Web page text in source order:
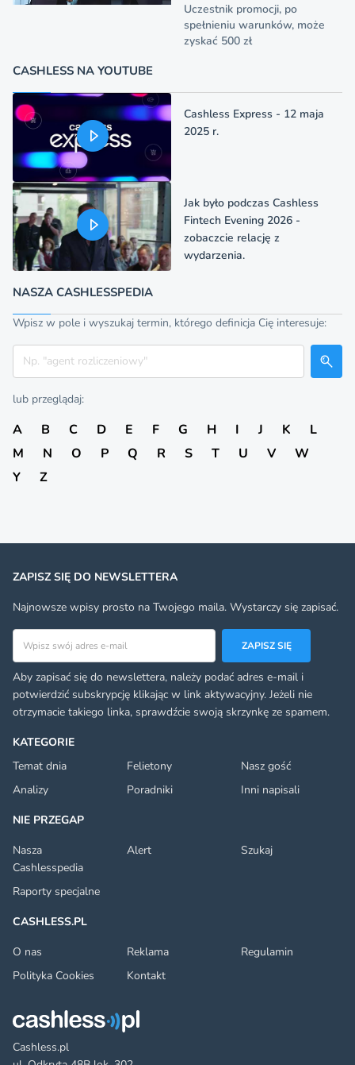
Uczestnik promocji, po
spełnieniu warunków, może
zyskać 500 zł
CASHLESS NA YOUTUBE
Cashless Express - 12 maja
2025 r.
Jak było podczas Cashless
Fintech Evening 2026 -
zobaczcie relację z
wydarzenia.
NASZA CASHLESSPEDIA
Wpisz w pole i wyszukaj termin, którego definicja Cię interesuje:
Szukaj
lub przeglądaj:
A B C D E F G H I J K
L
M
N O P Q R S T U V
W
Y
Z
Cashless.pl
KATEGORIE
Temat dnia
Felietony
Nasz gość
Analizy
Poradniki
Inni napisali
NIE PRZEGAP
Nasza
Cashlesspedia
Alert Szukaj
Raporty specjalne
CASHLESS.PL
O nas
Reklama
Regulamin
Polityka Cookies
Kontakt
ZAPISZ SIĘ DO NEWSLETTERA
Najnowsze wpisy prosto na Twojego maila. Wystarczy się zapisać.
Adres email
ZAPISZ SIĘ
Aby zapisać się do newslettera, należy podać adres e-mail i
potwierdzić subskrypcję klikając w link aktywacyjny. Jeżeli nie
otrzymacie takiego linka, sprawdźcie swoją skrzynkę ze spamem.